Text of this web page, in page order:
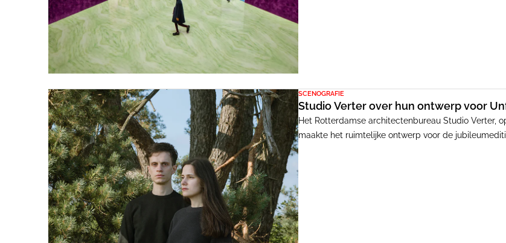
SCENOGRAFIE
Studio Verter over hun ontwerp voor
Het Rotterdamse architectenbureau Studio Verter,
maakte het ruimtelijke ontwerp voor de